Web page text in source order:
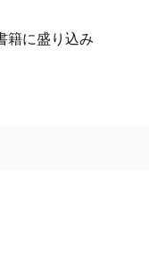
籍に盛り込み